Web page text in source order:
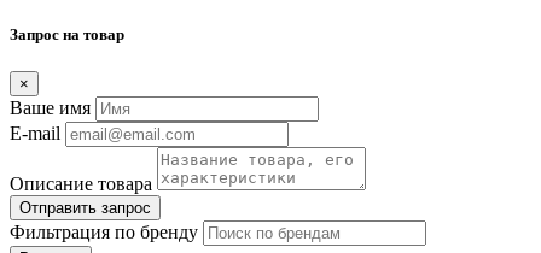
Запрос на товар
×
Ваше имя
E-mail
Описание товара
Отправить запрос
Фильтрация по бренду